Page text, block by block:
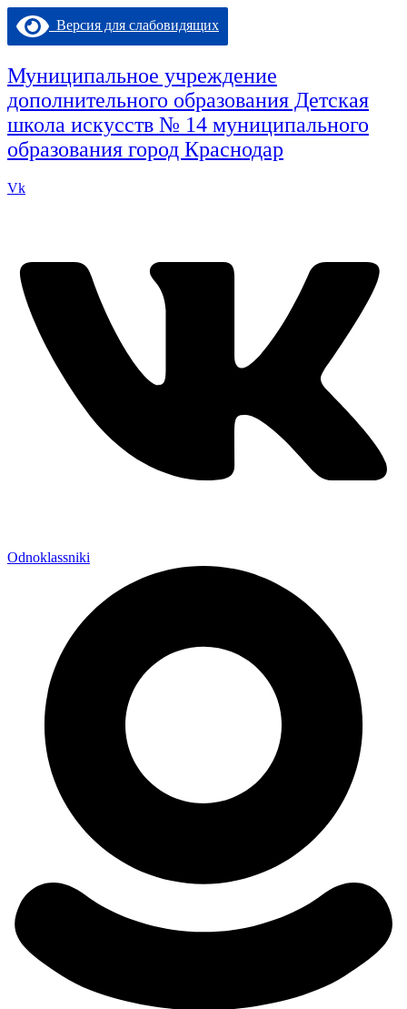
Перейти
содержимому
Версия для слабовидящих
Муниципальное учреждение
дополнительного образования Детская
школа искусств № 14 муниципального
образования город Краснодар
Vk
Odnoklassniki